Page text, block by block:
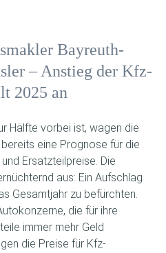
Bayreuth-
– Anstieg der Kfz-
2025 an
Hälfte vorbei ist, wagen die
eine Prognose für die
Ersatzteilpreise. Die
aus: Ein Aufschlag
Gesamtjahr zu befürchten.
die für ihre
immer mehr Geld
die Preise für Kfz-